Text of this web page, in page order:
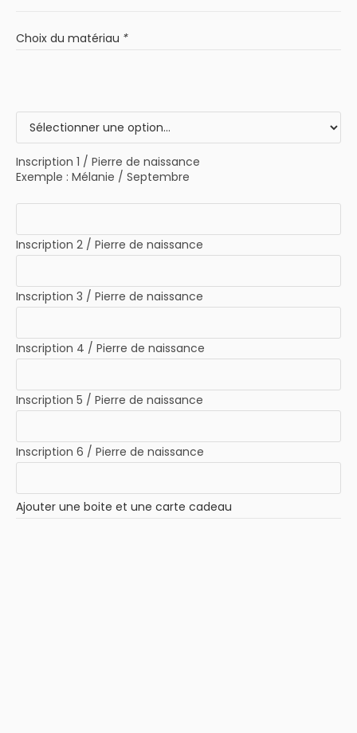
Choix du matériau *
Inscription 1 / Pierre de naissance
Exemple : Mélanie / Septembre
Inscription 2 / Pierre de naissance
Inscription 3 / Pierre de naissance
Inscription 4 / Pierre de naissance
Inscription 5 / Pierre de naissance
Inscription 6 / Pierre de naissance
Ajouter une boite et une carte cadeau